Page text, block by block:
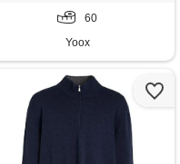
60
Yoox